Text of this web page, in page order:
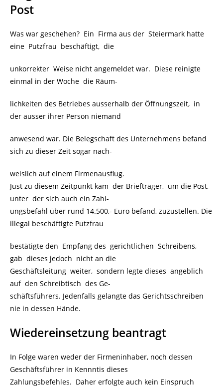
Post
Was war geschehen? Ein Firma aus der Steiermark hatte
eine Putzfrau beschäftigt, die
unkorrekter Weise nicht angemeldet war. Diese reinigte
einmal in der Woche die Räum-
lichkeiten des Betriebes ausserhalb der Öffnungszeit, in
der ausser ihrer Person niemand
anwesend war. Die Belegschaft des Unternehmens befand
sich zu dieser Zeit sogar nach-
weislich auf einem Firmenausflug.
Just zu diesem Zeitpunkt kam der Briefträger, um die Post,
unter der sich auch ein Zahl-
ungsbefahl über rund 14.500,- Euro befand, zuzustellen. Die
illegal beschäftigte Putzfrau
bestätigte den Empfang des gerichtlichen Schreibens,
gab dieses jedoch nicht an die
Geschäftsleitung weiter, sondern legte dieses angeblich
auf den Schreibtisch des Ge-
schäftsführers. Jedenfalls gelangte das Gerichtsschreiben
nie in dessen Hände.
Wiedereinsetzung beantragt
In Folge waren weder der Firmeninhaber, noch dessen
Geschäftsführer in Kennntis dieses
Zahlungsbefehles. Daher erfolgte auch kein Einspruch